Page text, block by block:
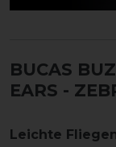
BUCAS
EARS -
Leichte